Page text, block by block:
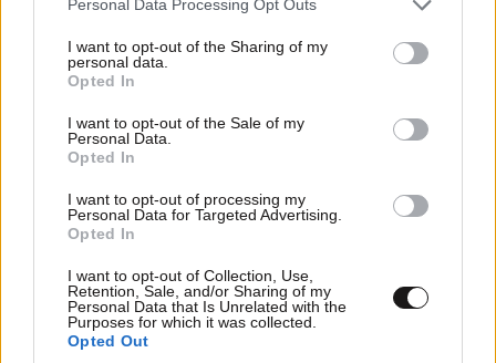
not limited to your visit or usage behaviour. You may click to
grant or deny consent to Google and its third-party tags to
use your data for below specified purposes in below Google
consent section.
Personal Data Processing Opt Outs
I want to opt-out of the Sharing of my
personal data.
Opted In
I want to opt-out of the Sale of my
Personal Data.
Opted In
I want to opt-out of processing my
Personal Data for Targeted Advertising.
Opted In
I want to opt-out of Collection, Use,
Retention, Sale, and/or Sharing of my
Personal Data that Is Unrelated with the
Purposes for which it was collected.
Opted Out
Η Ελίζαμπεθ Χάρλεϊ ποζάρει με γαλάζιο μπικίνι
στα 61 της